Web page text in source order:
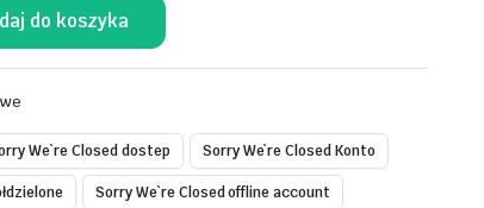
do koszyka
We`re Closed dostep Sorry We`re Closed Konto
Sorry We`re Closed offline account